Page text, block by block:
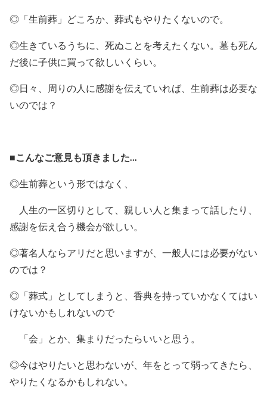
◎「生前葬」どころか、葬式もやりたくないので。
◎生きているうちに、死ぬことを考えたくない。墓も死ん
だ後に子供に買って欲しいくらい。
◎日々、周りの人に感謝を伝えていれば、生前葬は必要な
いのでは？
■こんなご意見も頂きました…
◎生前葬という形ではなく、
人生の一区切りとして、親しい人と集まって話したり、
感謝を伝え合う機会が欲しい。
◎著名人ならアリだと思いますが、一般人には必要がない
のでは？
◎「葬式」としてしまうと、香典を持っていかなくてはい
けないかもしれないので
「会」とか、集まりだったらいいと思う。
◎今はやりたいと思わないが、年をとって弱ってきたら、
やりたくなるかもしれない。